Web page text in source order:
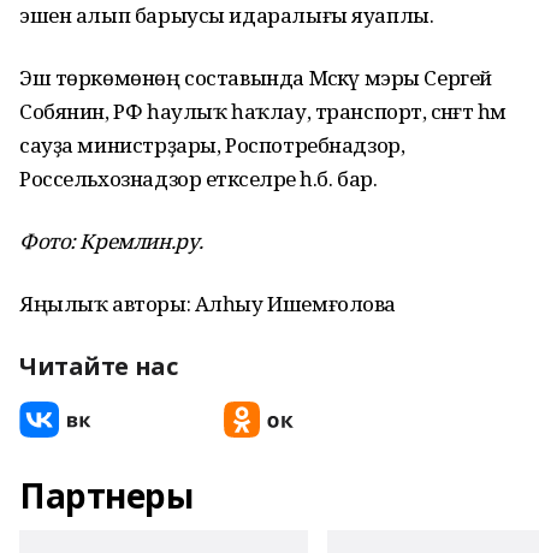
эшен алып барыусы идаралығы яуаплы.
Эш төркөмөнөң составында Мәскәү мэры Сергей
Собянин, РФ һаулыҡ һаҡлау, транспорт, сәнәғәт һәм
сауҙа министрҙары, Роспотребнадзор,
Россельхознадзор етәкселәре һ.б. бар.
Фото: Кремлин.ру.
Яңылыҡ авторы: Алһыу Ишемғолова
Читайте нас
Партнеры